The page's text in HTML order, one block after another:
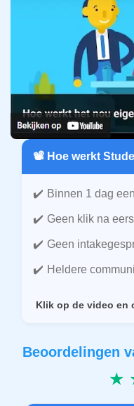
📽️ Hoe werkt
Binnen 1 dag
Geen klik na
Geen
Heldere
Klik op de video en
Beoordelingen
★